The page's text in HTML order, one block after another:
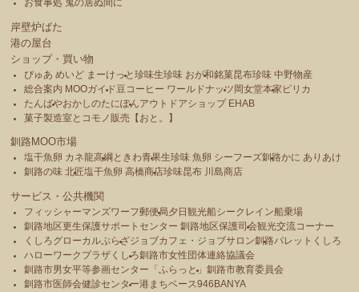
お食事処 鬼の居ぬ間に
岸壁炉ばた
港の屋台
ショップ・買い物
ぴゅあ めいど まーけっと珍味生珍味 おが和銘菓昆布珍味 中野物産
総合案内 MOOガイド豆コーヒー ワールドナッツ 岡女堂本家 ピリカ
たんばやおかしのたにぽんアウトドアショップ EHAB
菓子製造室とコモノ販売【おと。】
釧路MOO市場
塩干魚卵 カネ龍高綱 ときわ青果生珍味 魚卵 シーフーズ釧路かに ありあけ
釧路の味 北匠塩干魚卵 高橋商店珍味昆布 川島商店
サービス・公共機関
フィッシャーマンズワーフ郵便局夕日観光船シークレイン船乗場
釧路地区更生保護サポートセンター 釧路地区保護司会観光交流コーナー
くしろグローカルぷらざジョブカフェ・ジョブサロン釧路パレットくしろ
ハローワークプラザくしろ釧路市女性団体連絡協議会
釧路市男女平等参画センター「ふらっと」釧路市教育委員会
釧路市医師会健診センター港まちベース946BANYA